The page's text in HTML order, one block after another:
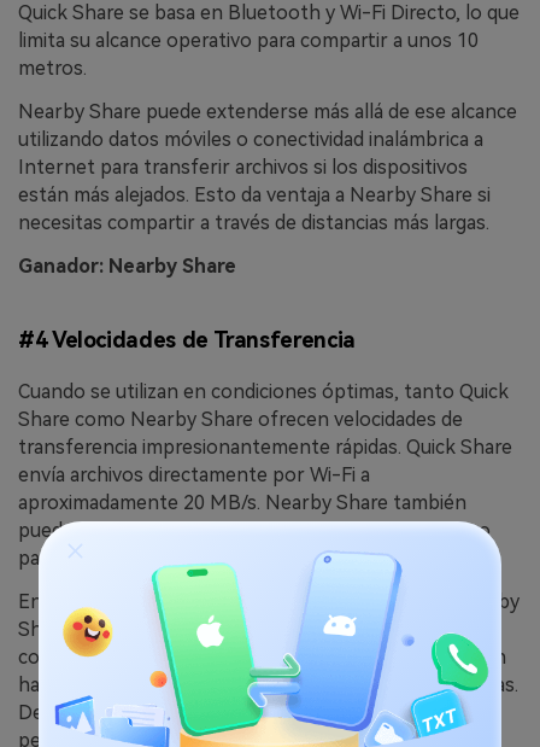
Quick Share se basa en Bluetooth y Wi-Fi Directo, lo que
limita su alcance operativo para compartir a unos 10
metros.
Nearby Share puede extenderse más allá de ese alcance
utilizando datos móviles o conectividad inalámbrica a
Internet para transferir archivos si los dispositivos
están más alejados. Esto da ventaja a Nearby Share si
necesitas compartir a través de distancias más largas.
Ganador: Nearby Share
#4 Velocidades de Transferencia
Cuando se utilizan en condiciones óptimas, tanto Quick
Share como Nearby Share ofrecen velocidades de
transferencia impresionantemente rápidas. Quick Share
envía archivos directamente por Wi-Fi a
aproximadamente 20 MB/s. Nearby Share también
puede aprovechar la conexión Wi-Fi de un dispositivo
para alcanzar velocidades de hasta 100 MB/s.
En términos de potencia de transferencia bruta, Nearby
Share supera ligeramente a Quick Share. Pero la
conexión Wi-Fi Direct dedicada de Quick Share también
hace que las transferencias sean increíblemente rápidas.
De cualquier forma, comparte archivos grandes y
pequeños en cuestión de segundos.